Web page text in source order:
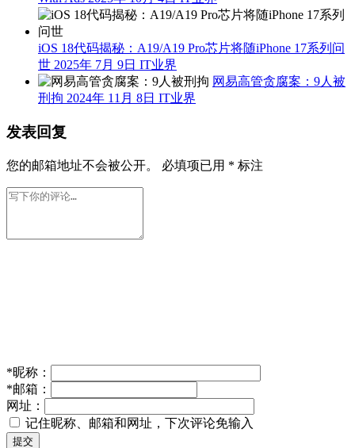
iOS 18代码揭秘：A19/A19 Pro芯片将随iPhone 17系列问
世 2025年 7月 9日 IT业界
网易高管贪腐案：9人被
刑拘 2024年 11月 8日 IT业界
发表回复
您的邮箱地址不会被公开。 必填项已用 * 标注
*昵称：
*邮箱：
网址：
记住昵称、邮箱和网址，下次评论免输入
提交